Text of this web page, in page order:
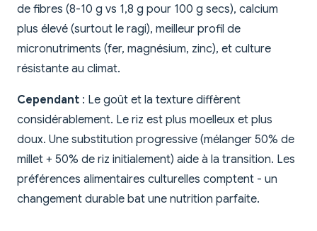
de fibres (8-10 g vs 1,8 g pour 100 g secs), calcium
plus élevé (surtout le ragi), meilleur profil de
micronutriments (fer, magnésium, zinc), et culture
résistante au climat.
Cependant : Le goût et la texture diffèrent
considérablement. Le riz est plus moelleux et plus
doux. Une substitution progressive (mélanger 50% de
millet + 50% de riz initialement) aide à la transition. Les
préférences alimentaires culturelles comptent - un
changement durable bat une nutrition parfaite.